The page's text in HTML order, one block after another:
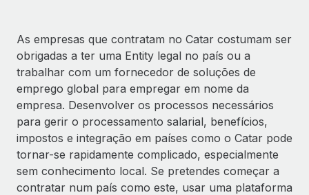
As empresas que contratam no Catar costumam ser
obrigadas a ter uma Entity legal no país ou a
trabalhar com um fornecedor de soluções de
emprego global para empregar em nome da
empresa. Desenvolver os processos necessários
para gerir o processamento salarial, benefícios,
impostos e integração em países como o Catar pode
tornar-se rapidamente complicado, especialmente
sem conhecimento local. Se pretendes começar a
contratar num país como este, usar uma plataforma